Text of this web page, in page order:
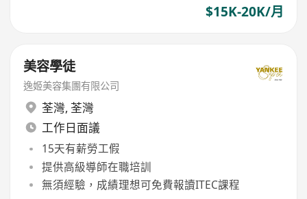
$15K-20K/月
美容學徒
逸姬美容集團有限公司
荃灣, 荃灣
工作日面議
15天有薪勞工假
提供高級導師在職培訓
無須經驗，成績理想可免費報讀ITEC課程